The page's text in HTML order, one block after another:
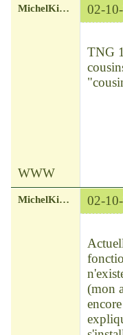
MichelKirsch 02-
TNG
WWW
MichelKirsch 02-
(mon